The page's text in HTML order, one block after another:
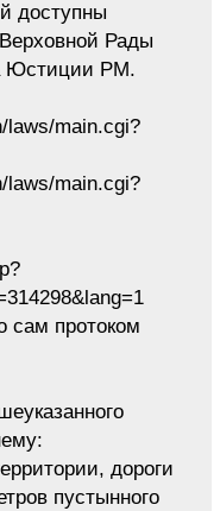
доступны
Рады
Юстиции РМ.
laws/main.cgi?
laws/main.cgi?
сам протоком
дороги
пустынного